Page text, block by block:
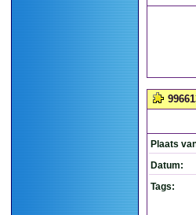
Plaats
Datum:
Tags: